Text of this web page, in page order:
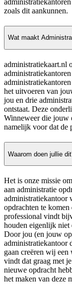
zoals dit aankunnen.
Wat maakt
administratiekaart.nl
het uitvoeren van
jou en drie
ontstaat. Deze
Winneweer die jouw
namelijk voor dat de
Waarom doen jullie
Het is onze missie
aan administratie
administratiekantoor
opdrachten te
professional vindt
houden eigenlijk niet
Door jou (en jouw
administratiekantoor
gaan creëren wij
vindt dat graag met
nieuwe opdracht
het maken van deze